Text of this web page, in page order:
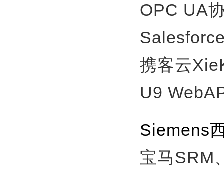
OPC UA
携客云
U9
Siemens
宝马SRM